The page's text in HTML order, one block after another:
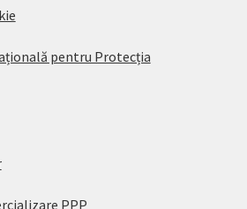
pentru Protecția
PPP